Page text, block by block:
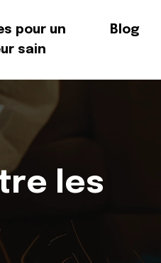
pour un
sain
Blog
les